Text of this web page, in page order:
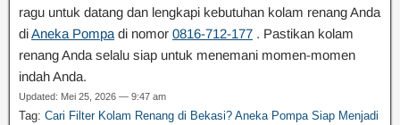
ragu untuk datang dan lengkapi kebutuhan kolam renang Anda
diAneka Pompa di nomor 0816-712-177 . Pastikan kolam
renang Anda selalu siap untuk menemani momen-momen
indah Anda.
Updated: Mei 25, 2026 — 9:47 am
Tag: Cari Filter Kolam Renang di Bekasi? Aneka Pompa Siap Menjadi